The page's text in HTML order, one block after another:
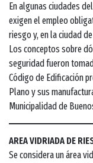
En algunas ciudades
exigen el empleo
riesgo y, en la ciudad
Los conceptos sobre
seguridad fueron
Código de Edificación
Plano y sus
Municipalidad de
AREA VIDRIADA DE
Se considera un área